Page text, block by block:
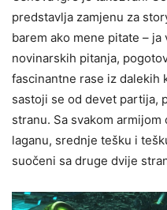
predstavlja zamjenu za
barem ako mene pitate –
novinarskih pitanja,
fascinantne rase iz dalekih
sastoji se od devet partija,
stranu. Sa svakom
laganu, srednje tešku i
suočeni sa druge dvije